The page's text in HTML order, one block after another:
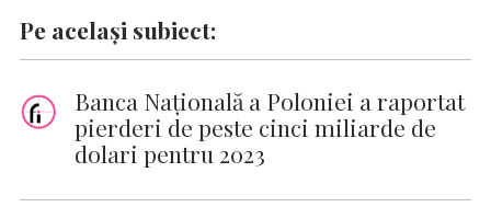
Pe același subiect:
Banca Naţională a Poloniei a raportat
pierderi de peste cinci miliarde de
dolari pentru 2023